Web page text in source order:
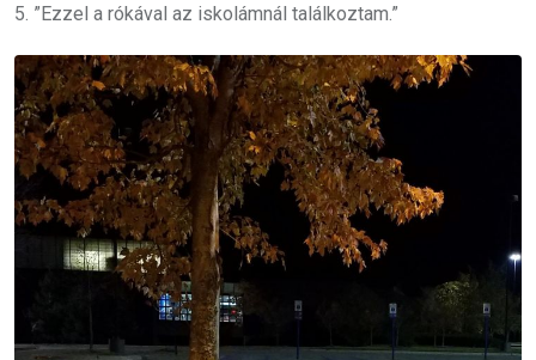
5. ”Ezzel a rókával az iskolámnál találkoztam.”